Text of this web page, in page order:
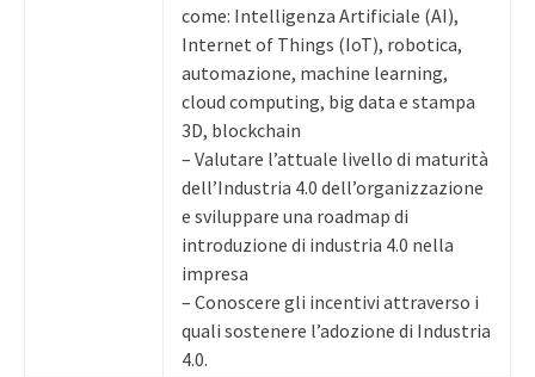
come: Intelligenza Artificiale (AI),
Internet of Things (IoT), robotica,
automazione, machine learning,
cloud computing, big data e stampa
3D, blockchain
– Valutare l’attuale livello di maturità
dell’Industria 4.0 dell’organizzazione
e sviluppare una roadmap di
introduzione di industria 4.0 nella
impresa
– Conoscere gli incentivi attraverso i
quali sostenere l’adozione di Industria
4.0.